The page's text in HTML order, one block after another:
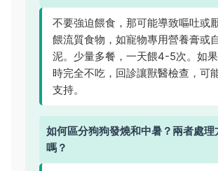
不要強迫餵食，那可能導致嘔吐或
餵流質食物，如寵物專用營養膏或
泥。少量多餐，一天餵4-5次。如
時完全不吃，回診讓獸醫檢查，可
支持。
如何區分狗狗發燒和中暑？兩者處理
嗎？